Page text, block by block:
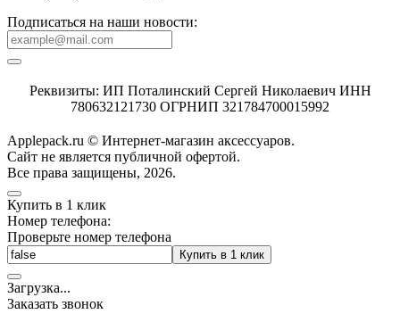
Подписаться на наши новости:
Реквизиты: ИП Поталинский Сергей Николаевич ИНН
780632121730 ОГРНИП 321784700015992
Applepack.ru © Интернет-магазин аксессуаров.
Cайт не является публичной офертой.
Все права защищены, 2026.
Купить в 1 клик
Номер телефона:
Проверьте номер телефона
Купить в 1 клик
Загрузка...
Заказать звонок